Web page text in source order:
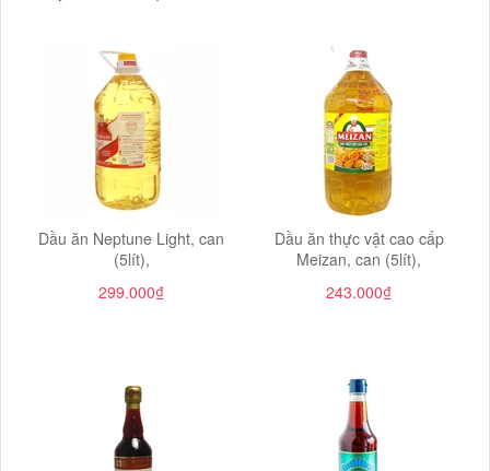
Dầu ăn Neptune Light, can
(5lít),
299.000₫
Dầu ăn thực vật cao cấp
Meizan, can (5lít),
243.000₫